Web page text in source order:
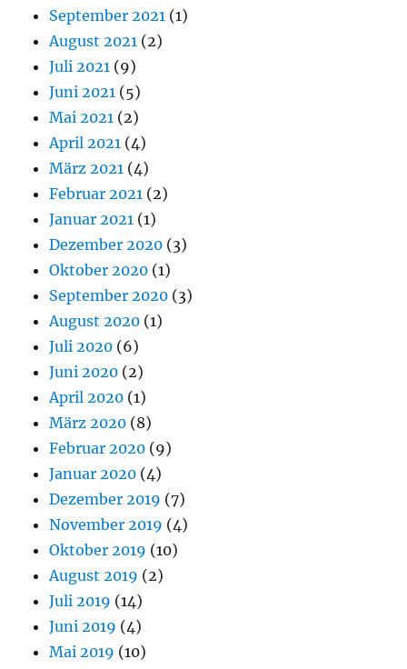
September 2021 (1)
August 2021 (2)
Juli 2021 (9)
Juni 2021 (5)
Mai 2021 (2)
April 2021 (4)
März 2021 (4)
Februar 2021 (2)
Januar 2021 (1)
Dezember 2020 (3)
Oktober 2020 (1)
September 2020 (3)
August 2020 (1)
Juli 2020 (6)
Juni 2020 (2)
April 2020 (1)
März 2020 (8)
Februar 2020 (9)
Januar 2020 (4)
Dezember 2019 (7)
November 2019 (4)
Oktober 2019 (10)
August 2019 (2)
Juli 2019 (14)
Juni 2019 (4)
Mai 2019 (10)